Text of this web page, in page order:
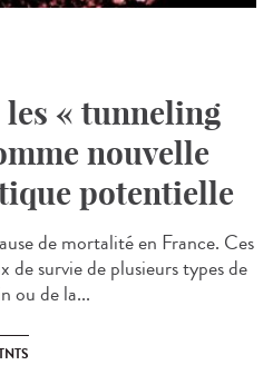
« tunneling
nouvelle
potentielle
de mortalité en France. Ces
de survie de plusieurs types de
ou de la...